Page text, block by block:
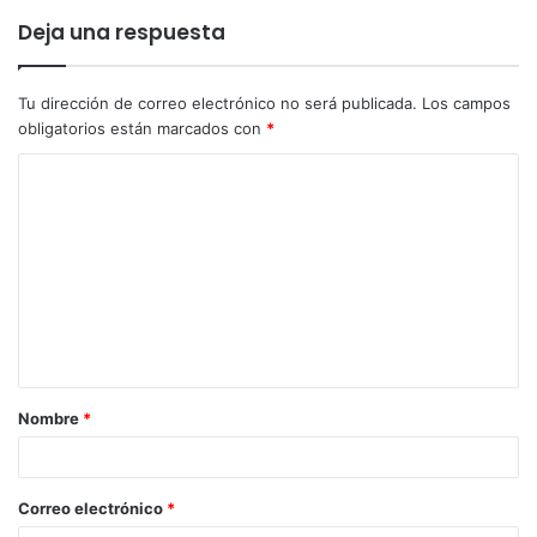
El programa completo, con direcciones de bares, temas y
horarios de todas las ciudades se puede consultar en la
web https://pintofscience.es.
Deja una respuesta
Tu dirección de correo electrónico no será publicada. Los campos
obligatorios están marcados con *
Nombre *
Correo electrónico *